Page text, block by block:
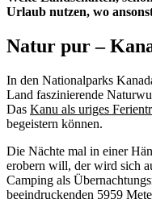
Urlaub nutzen, wo
Natur pur –
In den Nationalparks
Land faszinierende
Das Kanu als uriges
begeistern können.
Die Nächte mal in einer
erobern will, der wird sich
Camping als
beeindruckenden 5959